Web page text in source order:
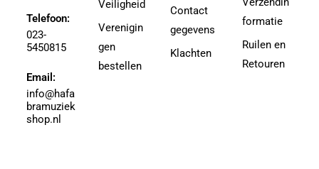
Ahbez, Eden
Ahle, Johann R.
Ahronheim, Albert
Airto Moreira Ramon Zenker
Aitken
Aitken, Robert
3e divisie
4
4,5
4,5 (3e divisie)
4.5
Telefoon:
023-
5450815
Email:
info@hafa
bramuziek
shop.nl
Veiligheid
Verenigin
gen
bestellen
Contact
gegevens
Klachten
formatie
Ruilen en
Retouren